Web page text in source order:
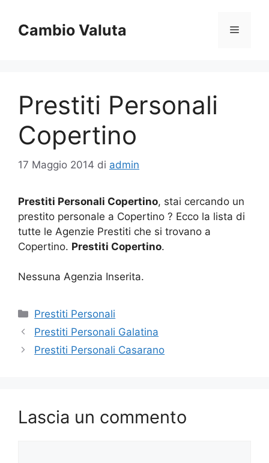
contenuto
Cambio Valuta Menu
Prestiti Personali
Copertino
17 Maggio 2014 di admin
Prestiti Personali Copertino, stai cercando un
prestito personale a Copertino ? Ecco la lista di
tutte le Agenzie Prestiti che si trovano a
Copertino. Prestiti Copertino.
Nessuna Agenzia Inserita.
Categorie
Prestiti Personali
Prestiti Personali Galatina
Prestiti Personali Casarano
Lascia un commento